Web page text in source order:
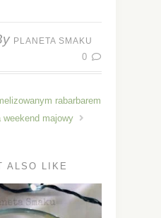
PLANETA SMAKU
0
rabarbarem
majowy
ALSO LIKE